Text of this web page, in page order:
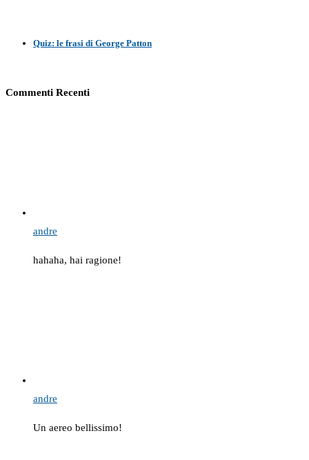
Quiz: le frasi di George Patton
Commenti Recenti
andre
hahaha, hai ragione!
andre
Un aereo bellissimo!